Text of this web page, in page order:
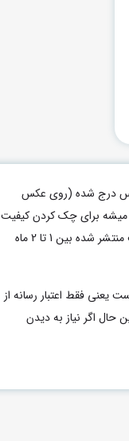
عکس درج شده (روی عکس
میشه برای چک کردن کیفیت
هر رسانه برای خرید رپورتاژ یا بکلینک، فقط مطالب منتشر شده بین 1 تا 2 ماه
یعنی فقط اعتبار رسانه از
حال اگر نیاز به دیدن